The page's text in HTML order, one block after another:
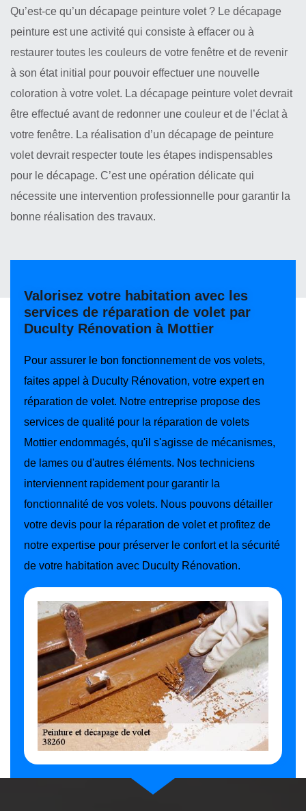
Qu’est-ce qu’un décapage peinture volet ? Le décapage
peinture est une activité qui consiste à effacer ou à
restaurer toutes les couleurs de votre fenêtre et de revenir
à son état initial pour pouvoir effectuer une nouvelle
coloration à votre volet. La décapage peinture volet devrait
être effectué avant de redonner une couleur et de l’éclat à
votre fenêtre. La réalisation d’un décapage de peinture
volet devrait respecter toute les étapes indispensables
pour le décapage. C’est une opération délicate qui
nécessite une intervention professionnelle pour garantir la
bonne réalisation des travaux.
Valorisez votre habitation avec les
services de réparation de volet par
Duculty Rénovation à Mottier
Pour assurer le bon fonctionnement de vos volets,
faites appel à Duculty Rénovation, votre expert en
réparation de volet. Notre entreprise propose des
services de qualité pour la réparation de volets
Mottier endommagés, qu'il s'agisse de mécanismes,
de lames ou d'autres éléments. Nos techniciens
interviennent rapidement pour garantir la
fonctionnalité de vos volets. Nous pouvons détailler
votre devis pour la réparation de volet et profitez de
notre expertise pour préserver le confort et la sécurité
de votre habitation avec Duculty Rénovation.